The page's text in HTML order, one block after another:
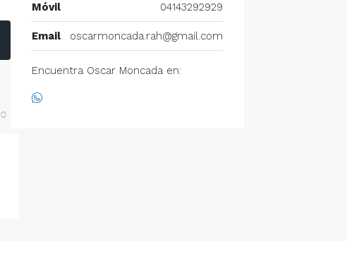
Móvil 04143292929
Email oscarmoncada.rah@gmail.com
Encuentra Oscar Moncada en: